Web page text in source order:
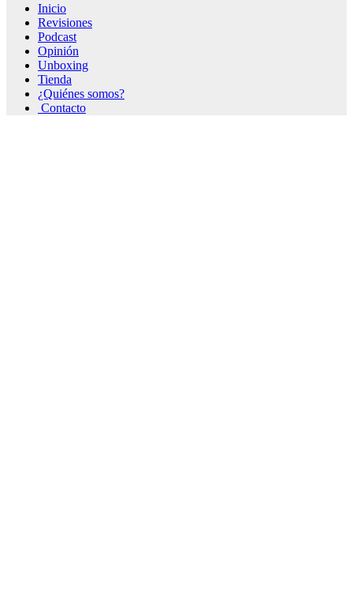
Inicio
Revisiones
Podcast
Opinión
Unboxing
Tienda
¿Quiénes somos?
Contacto